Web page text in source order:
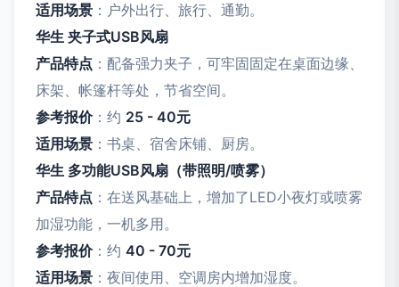
适用场景 ：户外出行、旅行、通勤。
华生 夹子式USB风扇
产品特点 ：配备强力夹子，可牢固固定在桌面边缘、
床架、帐篷杆等处，节省空间。
参考报价：约 25 - 40元
适用场景 ：书桌、宿舍床铺、厨房。
华生 多功能USB风扇（带照明/喷雾）
产品特点 ：在送风基础上，增加了LED小夜灯或喷雾
加湿功能，一机多用。
参考报价：约 40 - 70元
适用场景 ：夜间使用、空调房内增加湿度。